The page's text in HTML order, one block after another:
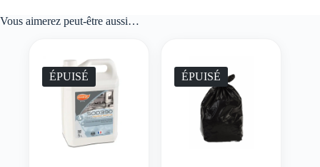
Vous aimerez peut-être aussi…
ÉPUISÉ ÉPUISÉ